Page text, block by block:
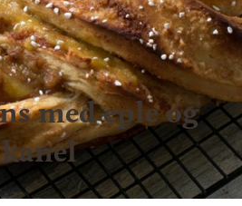
med eple og
kanel